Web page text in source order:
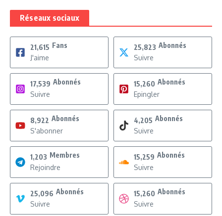
Réseaux sociaux
21,615 Fans
J'aime
25,823 Abonnés
Suivre
17,539 Abonnés
Suivre
15,260 Abonnés
Epingler
8,922 Abonnés
S'abonner
4,205 Abonnés
Suivre
1,203 Membres
Rejoindre
15,259 Abonnés
Suivre
25,096 Abonnés
Suivre
15,260 Abonnés
Suivre